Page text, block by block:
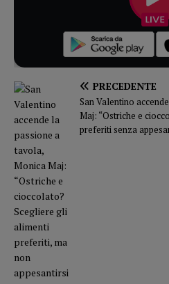
PRECEDENTE
San Valentino
Maj: “Ostriche e
preferiti senza